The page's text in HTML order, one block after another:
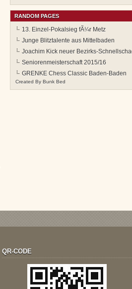
RANDOM PAGES
13. Einzel-Pokalsieg fÃ¼r Metz
Junge Blitztalente aus Mittelbaden
Joachim Kick neuer Bezirks-
Seniorenmeisterschaft 2015/16
GRENKE Chess Classic Baden-Baden
Created By Bunk Bed
QR-CODE